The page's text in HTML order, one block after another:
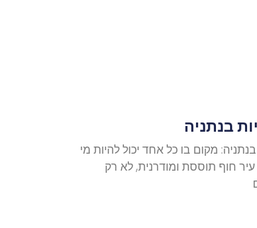
בנתניה
בנתניה: מקום בו כל אחד יכול להיות מי
חוף תוססת ומודרנית, לא רק